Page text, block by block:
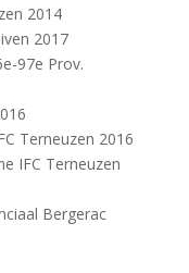
2014
2017
97e Prov.
Terneuzen 2016
IFC Terneuzen
Bergerac